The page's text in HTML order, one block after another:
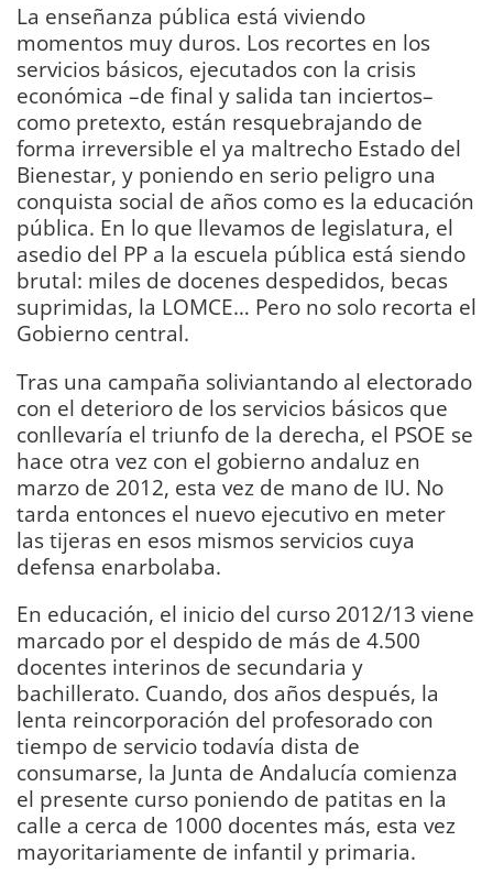
La enseñanza pública está viviendo
momentos muy duros. Los recortes en los
servicios básicos, ejecutados con la crisis
económica –de final y salida tan inciertos–
como pretexto, están resquebrajando de
forma irreversible el ya maltrecho Estado del
Bienestar, y poniendo en serio peligro una
conquista social de años como es la educación
pública. En lo que llevamos de legislatura, el
asedio del PP a la escuela pública está siendo
brutal: miles de docenes despedidos, becas
suprimidas, la LOMCE… Pero no solo recorta el
Gobierno central.
Tras una campaña soliviantando al electorado
con el deterioro de los servicios básicos que
conllevaría el triunfo de la derecha, el PSOE se
hace otra vez con el gobierno andaluz en
marzo de 2012, esta vez de mano de IU. No
tarda entonces el nuevo ejecutivo en meter
las tijeras en esos mismos servicios cuya
defensa enarbolaba.
En educación, el inicio del curso 2012/13 viene
marcado por el despido de más de 4.500
docentes interinos de secundaria y
bachillerato. Cuando, dos años después, la
lenta reincorporación del profesorado con
tiempo de servicio todavía dista de
consumarse, la Junta de Andalucía comienza
el presente curso poniendo de patitas en la
calle a cerca de 1000 docentes más, esta vez
mayoritariamente de infantil y primaria.